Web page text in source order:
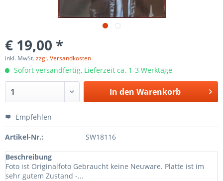
€ 19,00 *
inkl. MwSt.zzgl. Versandkosten
Sofort versandfertig, Lieferzeit ca. 1-3 Werktage
In den Warenkorb
Empfehlen
Artikel-Nr.: SW18116
Beschreibung
Foto ist Originalfoto Gebraucht keine Neuware. Platte ist im
sehr gutem Zustand -...